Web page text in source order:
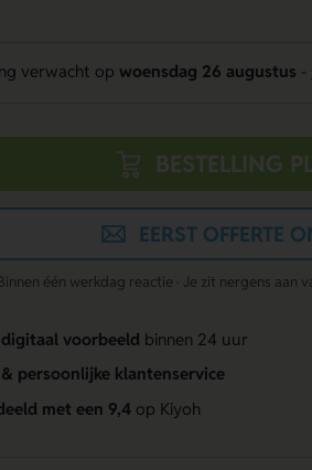
verwacht op woensdag 26 augustus
BESTELLING
EERST OFFERTE
één werkdag reactie · Je zit nergens aan
voorbeeldbinnen 24 uur
persoonlijke klantenservice
met een 9,4op Kiyoh